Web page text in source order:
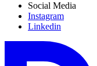
Social Media
Instagram
Linkedin